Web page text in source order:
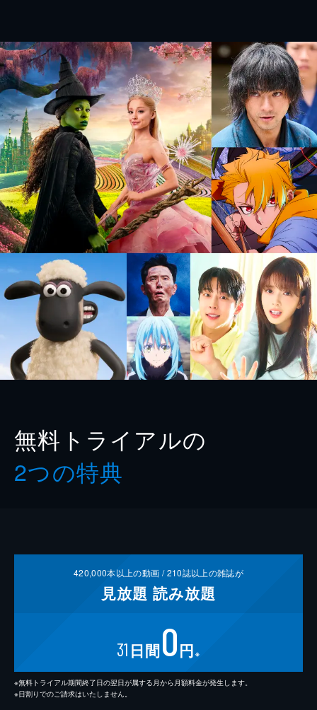
無料トライアルの
2つの特典
420,000本以上の動画 /210誌以上の雑誌が
見放題 読み放題
31 日間0円 ※
※無料トライアル期間終了日の翌日が属する月から月額料金が発生します。
※日割りでのご請求はいたしません。